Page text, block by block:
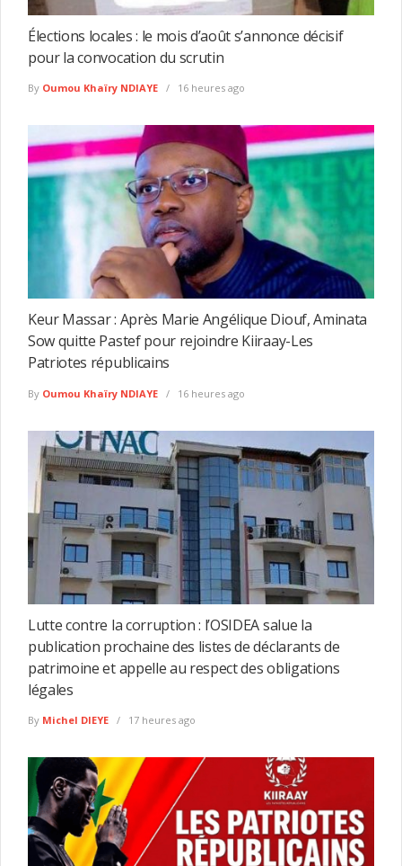
Élections locales : le mois d’août s’annonce décisif
pour la convocation du scrutin
By Oumou Khaïry NDIAYE 16 heures ago
Keur Massar : Après Marie Angélique Diouf, Aminata
Sow quitte Pastef pour rejoindre Kiiraay-Les
Patriotes républicains
By Oumou Khaïry NDIAYE 16 heures ago
Lutte contre la corruption : l’OSIDEA salue la
publication prochaine des listes de déclarants de
patrimoine et appelle au respect des obligations
légales
By Michel DIEYE 17 heures ago